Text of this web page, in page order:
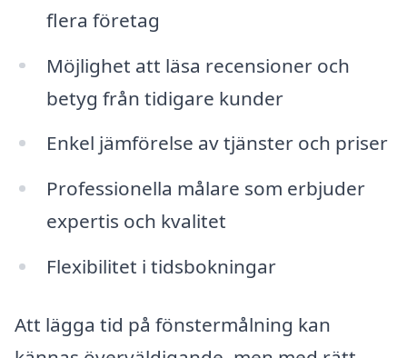
flera företag
Möjlighet att läsa recensioner och
betyg från tidigare kunder
Enkel jämförelse av tjänster och priser
Professionella målare som erbjuder
expertis och kvalitet
Flexibilitet i tidsbokningar
Att lägga tid på fönstermålning kan